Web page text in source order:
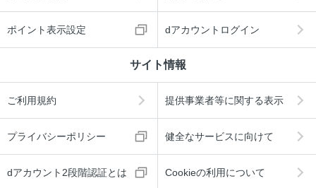
ポイント表示設定 dアカウントログイン
サイト情報
ご利用規約 提供事業者等に関する表示
プライバシーポリシー 健全なサービスに向けて
dアカウント2段階認証とは Cookieの利用について